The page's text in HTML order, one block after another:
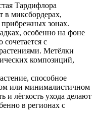
Тардифлора
в миксбордерах,
зонах.
особенно на фоне
с
Метёлки
композиций,
способное
или минималистичном
и лёгкость ухода делают
в регионах с